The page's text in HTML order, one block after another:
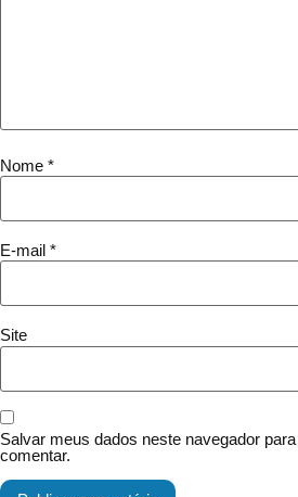
Nome *
E-mail *
Site
Salvar meus dados neste navegador
comentar.